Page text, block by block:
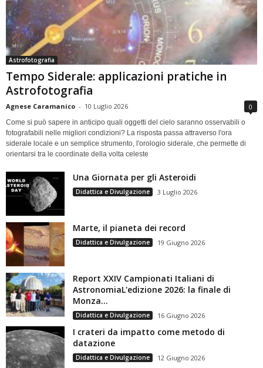
Astrofotografia
Tempo Siderale: applicazioni pratiche in
Astrofotografia
Agnese Caramanico - 10 Luglio 2026 0
Come si può sapere in anticipo quali oggetti del cielo saranno osservabili o
fotografabili nelle migliori condizioni? La risposta passa attraverso l'ora
siderale locale e un semplice strumento, l'orologio siderale, che permette di
orientarsi tra le coordinate della volta celeste
Una Giornata per gli Asteroidi
Didattica e Divulgazione 3 Luglio 2026
Marte, il pianeta dei record
Didattica e Divulgazione 19 Giugno 2026
Report XXIV Campionati Italiani di
AstronomiaL'edizione 2026: la finale di
Monza...
Didattica e Divulgazione 16 Giugno 2026
I crateri da impatto come metodo di
datazione
Didattica e Divulgazione 12 Giugno 2026